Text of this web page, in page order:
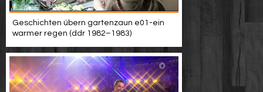
Geschichten übern gartenzaun e01-ein
warmer regen (ddr 1982–1983)